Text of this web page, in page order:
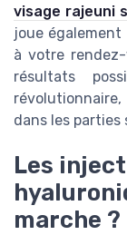
visage rajeuni
joue
à votre
résultats
dans les
Les
marche ?